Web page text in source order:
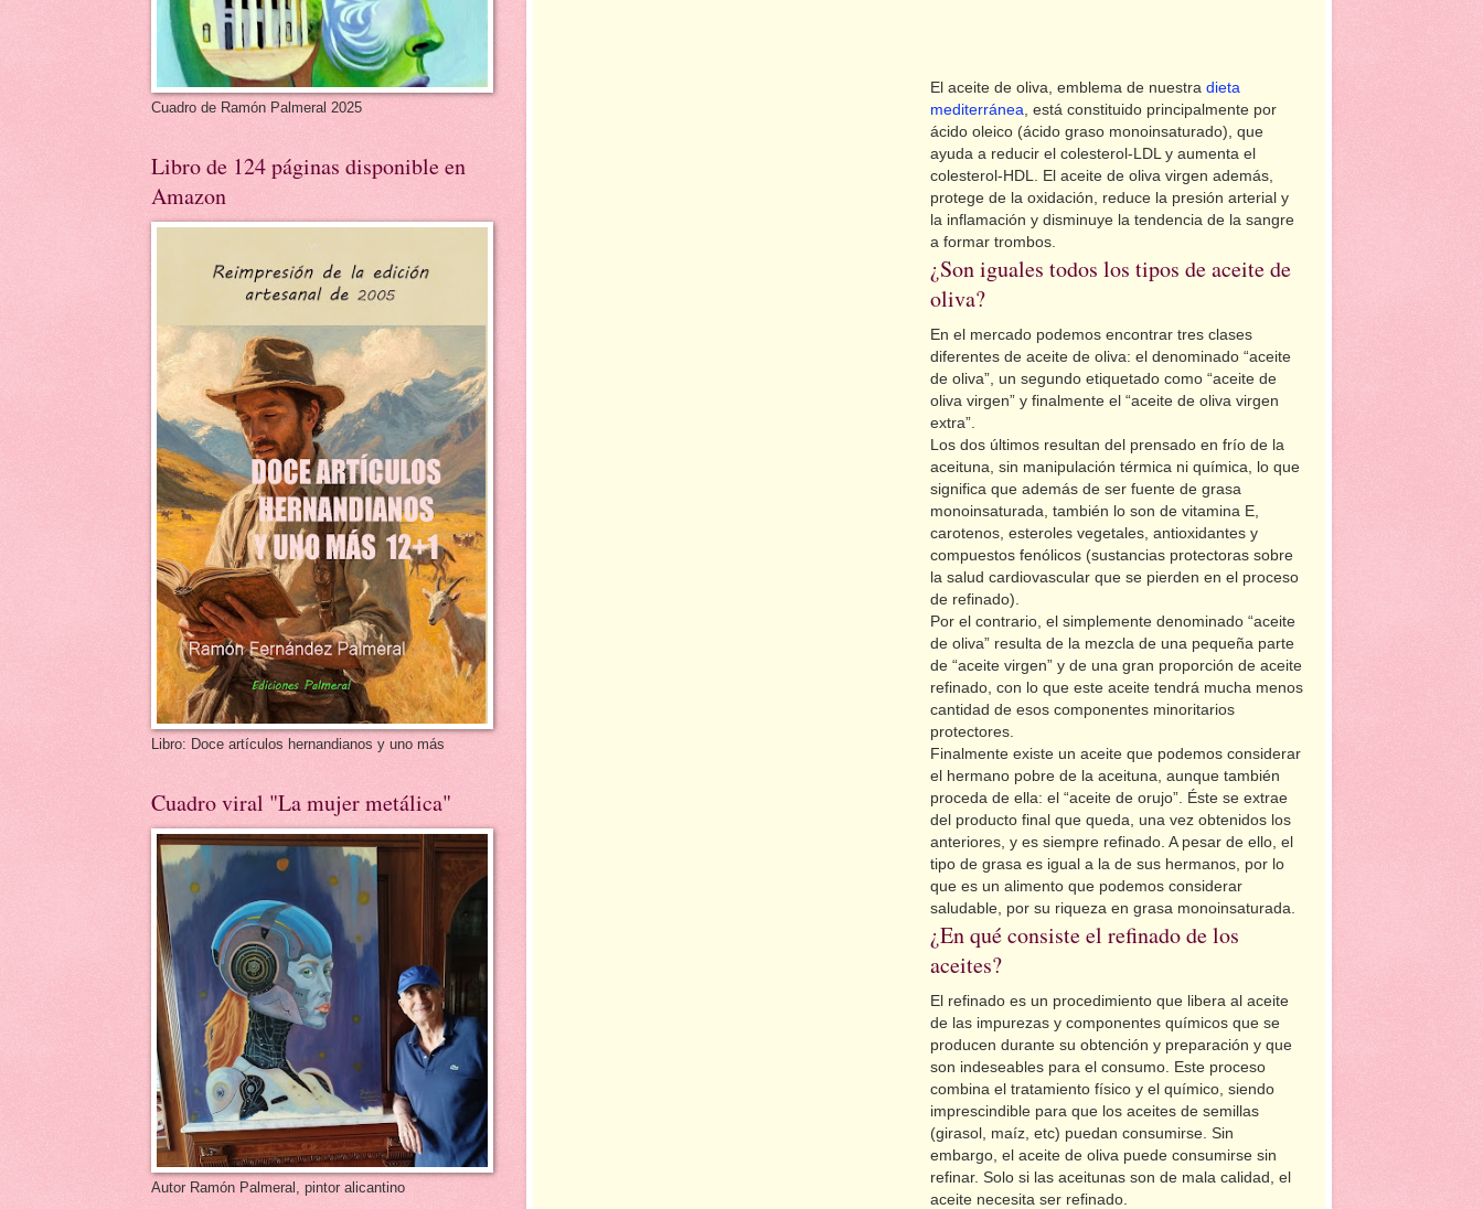
El aceite de oliva, emblema de nuestra dieta
mediterránea , está constituido principalmente por
ácido oleico (ácido graso monoinsaturado), que
ayuda a reducir el colesterol-LDL y aumenta el
colesterol-HDL. El aceite de oliva virgen además,
protege de la oxidación, reduce la presión arterial y
la inflamación y disminuye la tendencia de la sangre
a formar trombos.
¿Son iguales todos los tipos de aceite de
oliva?
En el mercado podemos encontrar tres clases
diferentes de aceite de oliva: el denominado “aceite
de oliva”, un segundo etiquetado como “aceite de
oliva virgen” y finalmente el “aceite de oliva virgen
extra”.
Los dos últimos resultan del prensado en frío de la
aceituna, sin manipulación térmica ni química, lo que
significa que además de ser fuente de grasa
monoinsaturada, también lo son de vitamina E,
carotenos, esteroles vegetales, antioxidantes y
compuestos fenólicos (sustancias protectoras sobre
la salud cardiovascular que se pierden en el proceso
de refinado).
Por el contrario, el simplemente denominado “aceite
de oliva” resulta de la mezcla de una pequeña parte
de “aceite virgen” y de una gran proporción de aceite
refinado, con lo que este aceite tendrá mucha menos
cantidad de esos componentes minoritarios
protectores.
Finalmente existe un aceite que podemos considerar
el hermano pobre de la aceituna, aunque también
proceda de ella: el “aceite de orujo”. Éste se extrae
del producto final que queda, una vez obtenidos los
anteriores, y es siempre refinado. A pesar de ello, el
tipo de grasa es igual a la de sus hermanos, por lo
que es un alimento que podemos considerar
saludable, por su riqueza en grasa monoinsaturada.
¿En qué consiste el refinado de los
aceites?
El refinado es un procedimiento que libera al aceite
de las impurezas y componentes químicos que se
producen durante su obtención y preparación y que
son indeseables para el consumo. Este proceso
combina el tratamiento físico y el químico, siendo
imprescindible para que los aceites de semillas
(girasol, maíz, etc) puedan consumirse. Sin
embargo, el aceite de oliva puede consumirse sin
refinar. Solo si las aceitunas son de mala calidad, el
aceite necesita ser refinado.
Cuadro de Ramón Palmeral 2025
Libro de 124 páginas disponible en
Amazon
Libro: Doce artículos hernandianos y uno más
Cuadro viral "La mujer metálica"
Autor Ramón Palmeral, pintor alicantino